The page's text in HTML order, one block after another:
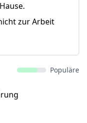
zur Arbeit
Populäre